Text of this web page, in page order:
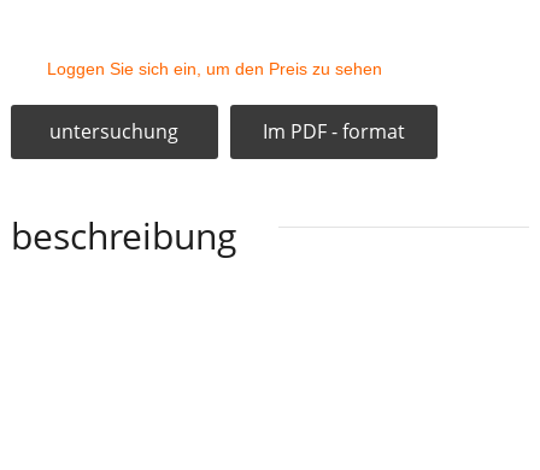
Loggen Sie sich ein, um den Preis zu sehen
untersuchung Im PDF - format
beschreibung